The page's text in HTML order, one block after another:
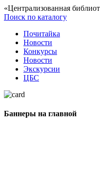
«Централизованная
Поиск по каталогу
Почитайка
Новости
Конкурсы
Новости
Экскурсии
ЦБС
Баннеры на главной